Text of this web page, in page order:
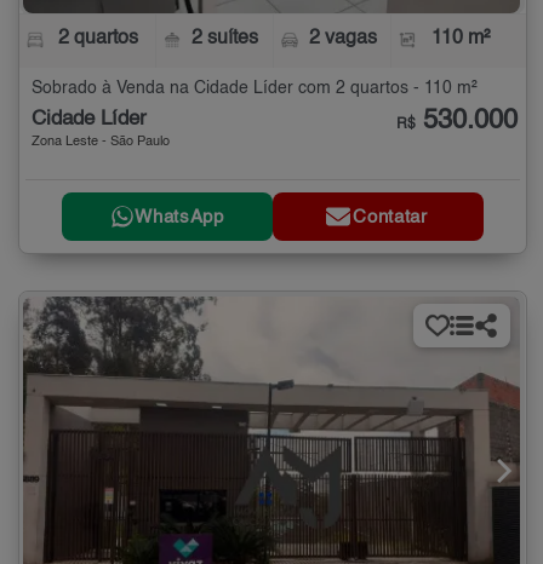
2 quartos 2 suítes 2 vagas 110 m²
Sobrado à Venda na Cidade Líder com 2 quartos - 110 m²
Cidade Líder
Zona Leste - São Paulo
R$ 530.000
WhatsApp Contatar